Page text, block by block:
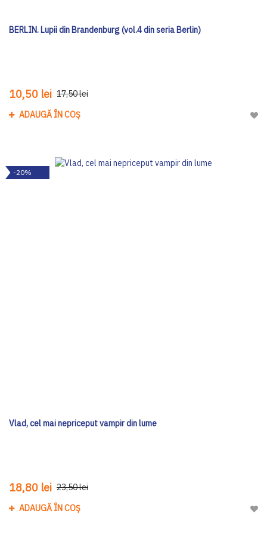
BERLIN. Lupii din Brandenburg (vol.4 din seria Berlin)
10,50 lei 17,50 lei
ADAUGĂ ÎN COȘ
-20%
Vlad, cel mai nepriceput vampir din lume
18,80 lei 23,50 lei
ADAUGĂ ÎN COȘ